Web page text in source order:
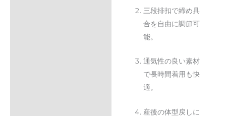
三段排扣で締め具
合を自由に調節可
能。
通気性の良い素材
で長時間着用も快
適。
産後の体型戻しに